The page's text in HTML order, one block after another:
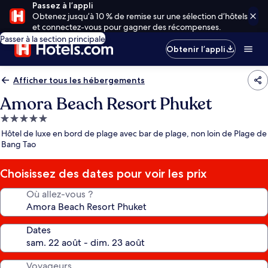
Passez à l’appli
Obtenez jusqu’à 10 % de remise sur une sélection d’hôtels
et connectez-vous pour gagner des récompenses.
Passer à la section principale
Obtenir l’appli
Afficher tous les hébergements
Amora Beach Resort Phuket
Hébergement
5.0 étoiles
Hôtel de luxe en bord de plage avec bar de plage, non loin de Plage de
Bang Tao
Choisissez des dates pour voir les prix
Où allez-vous ?
Dates